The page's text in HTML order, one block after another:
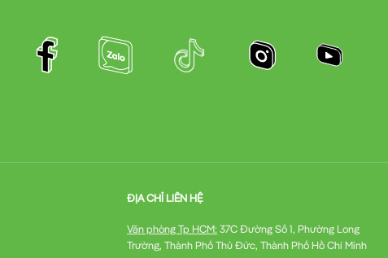
ĐỊA CHỈ LIÊN HỆ
Văn phòng Tp HCM: 37C Đường Số 1, Phường Long
Trường, Thành Phố Thủ Đức, Thành Phố Hồ Chí Minh